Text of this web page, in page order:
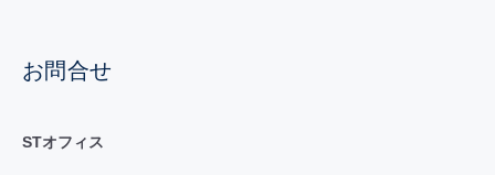
お問合せ
STオフィス